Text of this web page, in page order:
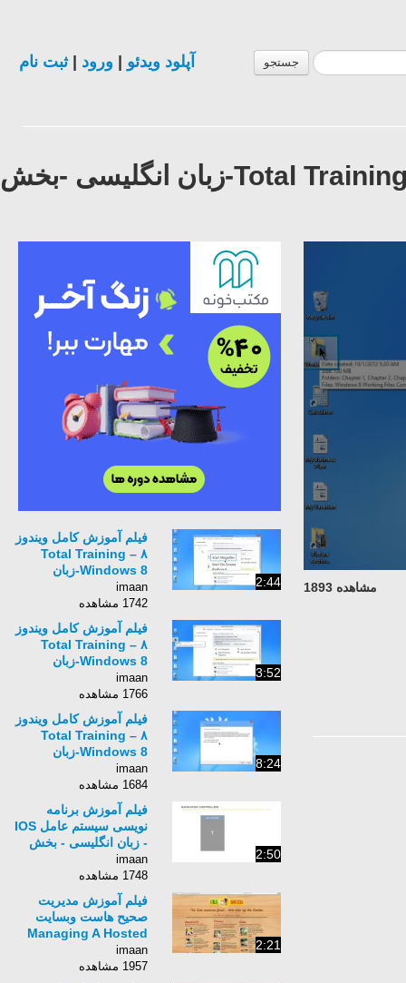
جستجو آپلود ویدئو| ورود| ثبت نام
فیلم آموزش کامل ویندوز ۸ – Total Training Windows 8-زبان انگلیسی -بخش
مشاهده 1893 2:44
فیلم آموزش کامل ویندوز
۸ – Total Training
Windows 8-زبان
انگلیسی -بخش 80
imaan
1742 مشاهده
3:52
فیلم آموزش کامل ویندوز
۸ – Total Training
Windows 8-زبان
انگلیسی -بخش 82
imaan
1766 مشاهده
8:24
فیلم آموزش کامل ویندوز
۸ – Total Training
Windows 8-زبان
انگلیسی -بخش 83
imaan
1684 مشاهده
2:50
فیلم آموزش برنامه
نویسی سیستم عامل IOS
- زبان انگلیسی - بخش
46
imaan
1748 مشاهده
2:21
فیلم آموزش مدیریت
صحیح هاست وبسایت
Managing A Hosted
-بخش 29
imaan
1957 مشاهده